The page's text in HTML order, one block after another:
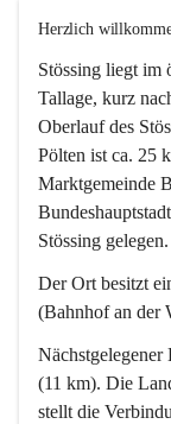
Herzlich
Stössing liegt im
Tallage, kurz
Oberlauf des
Pölten ist ca. 25
Marktgemeinde
Stössing gelegen.
Der Ort besitzt
(Bahnhof an der
(11 km). Die
stellt die